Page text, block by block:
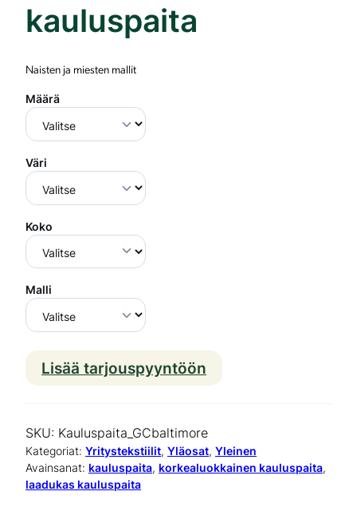
kauluspaita
Naisten ja miesten mallit
Määrä
Väri
Koko
Malli
k
e
Lisää tarjouspyyntöön
SKU: Kauluspaita_GCbaltimore
Kategoriat: Yritystekstiilit, Yläosat, Yleinen
Avainsanat: kauluspaita, korkealuokkainen kauluspaita
laadukas kauluspaita